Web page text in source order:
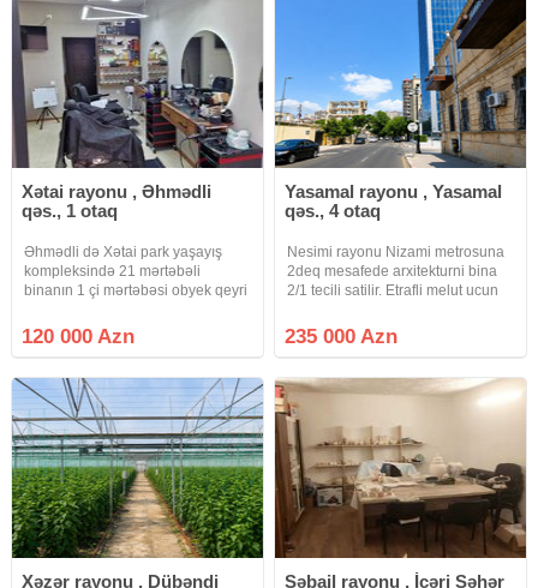
Xətai rayonu , Əhmədli
qəs., 1 otaq
Əhmədli də Xətai park yaşayış
kompleksində 21 mərtəbəli
binanın 1 çi mərtəbəsi obyek qeyri
gösdərir sənədi müqavilədi
müqaviləynən 100 minə satr
2 stolu
120 000 Azn
Yasamal rayonu , Yasamal
qəs., 4 otaq
Nesimi rayonu Nizami metrosuna
2deq mesafede arxitekturni bina
2/1 tecili satilir. Etrafli melut ucun
235 000 Azn
Xəzər rayonu , Dübəndi
Səbail rayonu , İçəri Şəhər